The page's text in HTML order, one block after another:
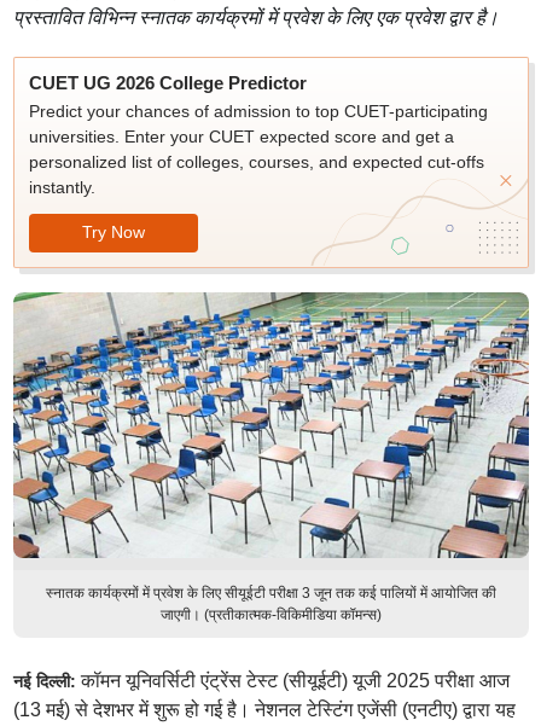
प्रस्तावित विभिन्न स्नातक कार्यक्रमों में प्रवेश के लिए एक प्रवेश द्वार है।
CUET UG 2026 College Predictor
Predict your chances of admission to top CUET-participating
universities. Enter your CUET expected score and get a
personalized list of colleges, courses, and expected cut-offs
instantly.
Try Now
स्नातक कार्यक्रमों में प्रवेश के लिए सीयूईटी परीक्षा 3 जून तक कई पालियों में आयोजित की
जाएगी। (प्रतीकात्मक-विकिमीडिया कॉमन्स)
नई दिल्ली:कॉमन यूनिवर्सिटी एंट्रेंस टेस्ट (सीयूईटी) यूजी 2025 परीक्षा आज
(13 मई) से देशभर में शुरू हो गई है। नेशनल टेस्टिंग एजेंसी (एनटीए) द्वारा यह